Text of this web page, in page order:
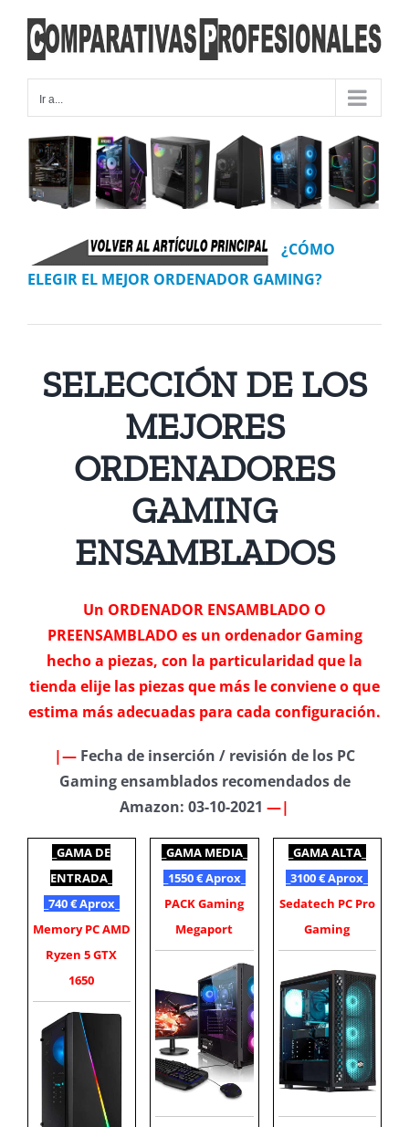
contenido
Ir a...
¿CÓMO
ELEGIR EL MEJOR ORDENADOR GAMING?
SELECCIÓN DE LOS
MEJORES
ORDENADORES
GAMING
ENSAMBLADOS
Un ORDENADOR ENSAMBLADO O
PREENSAMBLADO es un ordenador Gaming
hecho a piezas, con la particularidad que la
tienda elije las piezas que más le conviene o que
estima más adecuadas para cada configuración.
|— Fecha de inserción / revisión de los PC
Gaming ensamblados recomendados de
Amazon: 03-10-2021 —|
_GAMA DE
ENTRADA_
_740 € Aprox_
Memory PC AMD
Ryzen 5 GTX
1650
_GAMA MEDIA_
_1550 € Aprox_
PACK Gaming
Megaport
_GAMA ALTA_
_3100 € Aprox_
Sedatech PC Pro
Gaming